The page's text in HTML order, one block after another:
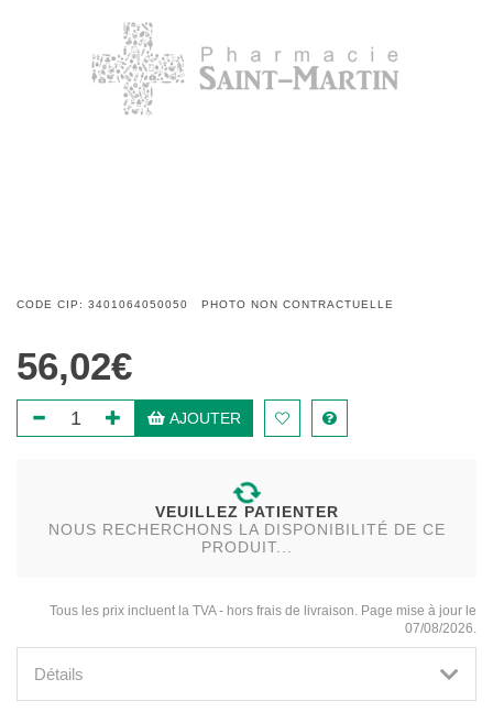
CODE CIP: 3401064050050 PHOTO NON CONTRACTUELLE
56,02€
AJOUTER
VEUILLEZ PATIENTER
NOUS RECHERCHONS LA DISPONIBILITÉ DE CE
PRODUIT...
Tous les prix incluent la TVA - hors frais de livraison. Page mise à jour le
07/08/2026.
Détails